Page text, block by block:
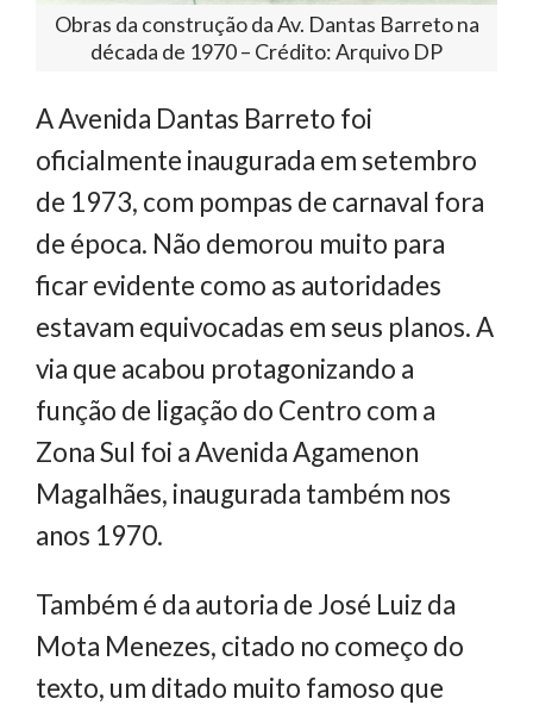
Obras da construção da Av. Dantas Barreto na
década de 1970 – Crédito: Arquivo DP
A Avenida Dantas Barreto foi
oficialmente inaugurada em setembro
de 1973, com pompas de carnaval fora
de época. Não demorou muito para
ficar evidente como as autoridades
estavam equivocadas em seus planos. A
via que acabou protagonizando a
função de ligação do Centro com a
Zona Sul foi a Avenida Agamenon
Magalhães, inaugurada também nos
anos 1970.
Também é da autoria de José Luiz da
Mota Menezes, citado no começo do
texto, um ditado muito famoso que